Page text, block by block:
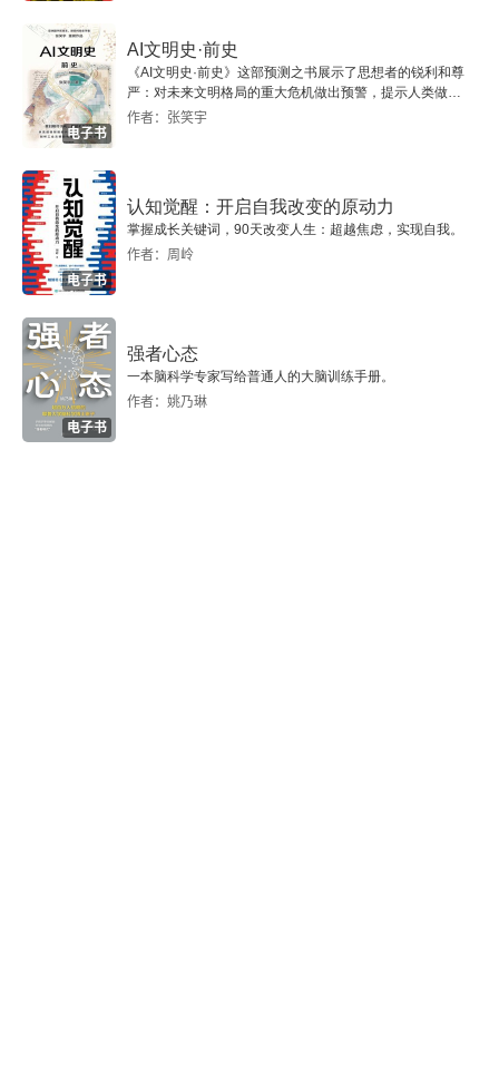
电子书
AI文明史·前史
《AI文明史·前史》这部预测之书展示了思想者的锐利和尊
严：对未来文明格局的重大危机做出预警，提示人类做出
智慧的选择。
作者：张笑宇
电子书
认知觉醒：开启自我改变的原动力
掌握成长关键词，90天改变人生：超越焦虑，实现自我。
作者：周岭
电子书
强者心态
一本脑科学专家写给普通人的大脑训练手册。
作者：姚乃琳